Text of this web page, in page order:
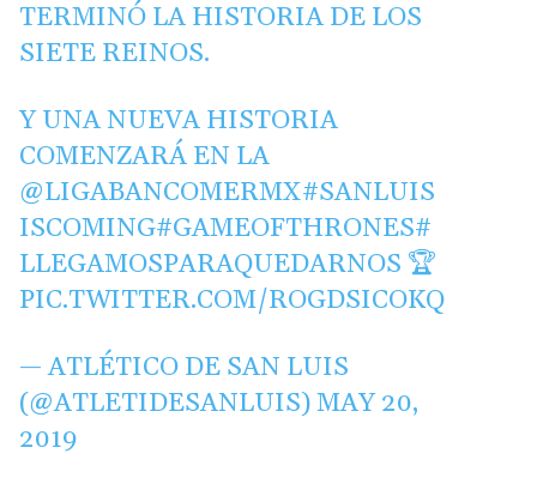
TERMINÓ LA HISTORIA DE LOS
SIETE REINOS.
Y UNA NUEVA HISTORIA
COMENZARÁ EN LA
@LIGABANCOMERMX#SANLUIS
ISCOMING#GAMEOFTHRONES#
LLEGAMOSPARAQUEDARNOS 🏆
PIC.TWITTER.COM/ROGDSICOKQ
— ATLÉTICO DE SAN LUIS
(@ATLETIDESANLUIS)MAY 20,
2019